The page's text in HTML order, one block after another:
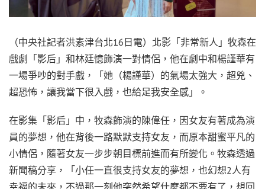
（中央社記者洪素津台北16日電）北影「非常新人」牧森在
戲劇「影后」和林廷憶飾演一對情侶，他在劇中和楊謹華有
一場爭吵的對手戲，「她（楊謹華）的氣場太強大，超兇、
超恐怖，讓我當下很入戲，也給足我安全感」。
在影集「影后」中，牧森飾演的陳偉任，因女友有著成為演
員的夢想，他在背後一路默默支持女友，而原本甜蜜平凡的
小情侶，隨著女友一步步朝目標前進而有所變化。牧森透過
新聞稿分享，「小任一直很支持女友的夢想，也幻想2人有
幸福的未來，不過那一刻他突然希望什麼都不要有了，想回